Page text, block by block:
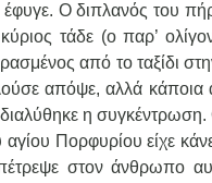
έφυγε. Ο διπλανός του
τάδε (ο παρ’
από το ταξίδι
απόψε, αλλά κάποια
διαλύθηκε η
Πορφυρίου είχε
στον άνθρωπο